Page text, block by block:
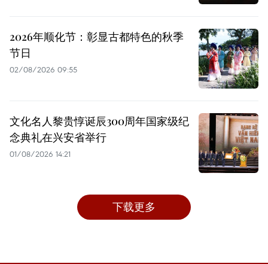
2026年顺化节：彰显古都特色的秋季
节日
02/08/2026 09:55
文化名人黎贵惇诞辰300周年国家级纪
念典礼在兴安省举行
01/08/2026 14:21
下载更多